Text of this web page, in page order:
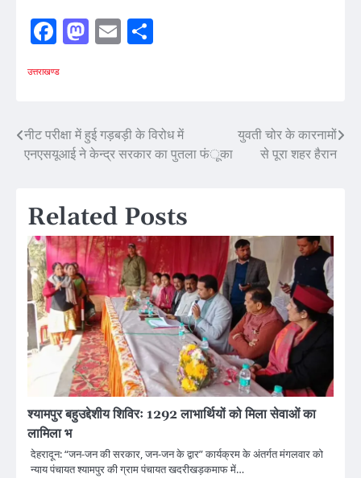
Facebook
Mastodon
Email
उत्तराखण्ड
Post
navigation
नीट परीक्षा में हुई गड़बड़ी के विरोध में
एनएसयूआई ने केन्द्र सरकार का पुतला फंूका
युवती चोर के कारनामों
से पूरा शहर हैरान
Related Posts
श्यामपुर बहुउद्देशीय शिविरः 1292 लाभार्थियों को मिला सेवाओं का
लामिला भ
देहरादून: “जन-जन की सरकार, जन-जन के द्वार” कार्यक्रम के अंतर्गत मंगलवार को
न्याय पंचायत श्यामपुर की ग्राम पंचायत खदरीखड़कमाफ में…